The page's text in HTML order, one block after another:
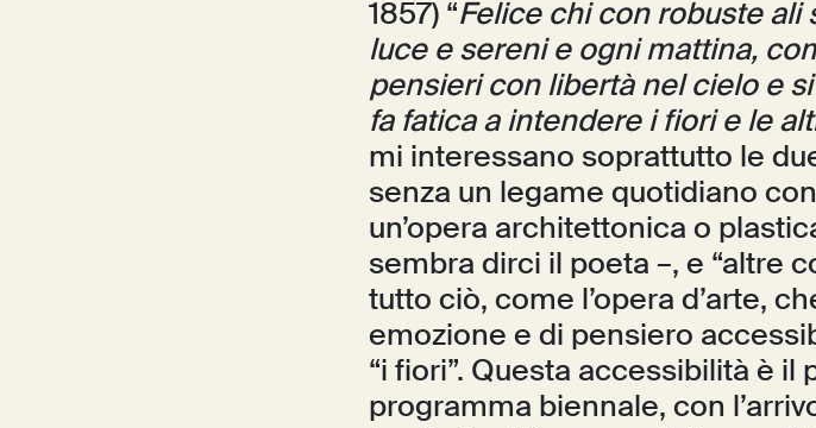
1857) “Felice chi con robuste ali
luce e sereni e ogni mattina,
pensieri con libertà nel cielo e
fa fatica a intendere i fiori e le
mi interessano soprattutto le
senza un legame quotidiano
un’opera architettonica o
sembra dirci il poeta –, e “altre
tutto ciò, come l’opera d’arte,
emozione e di pensiero
“i fiori”. Questa accessibilità è il
programma biennale, con